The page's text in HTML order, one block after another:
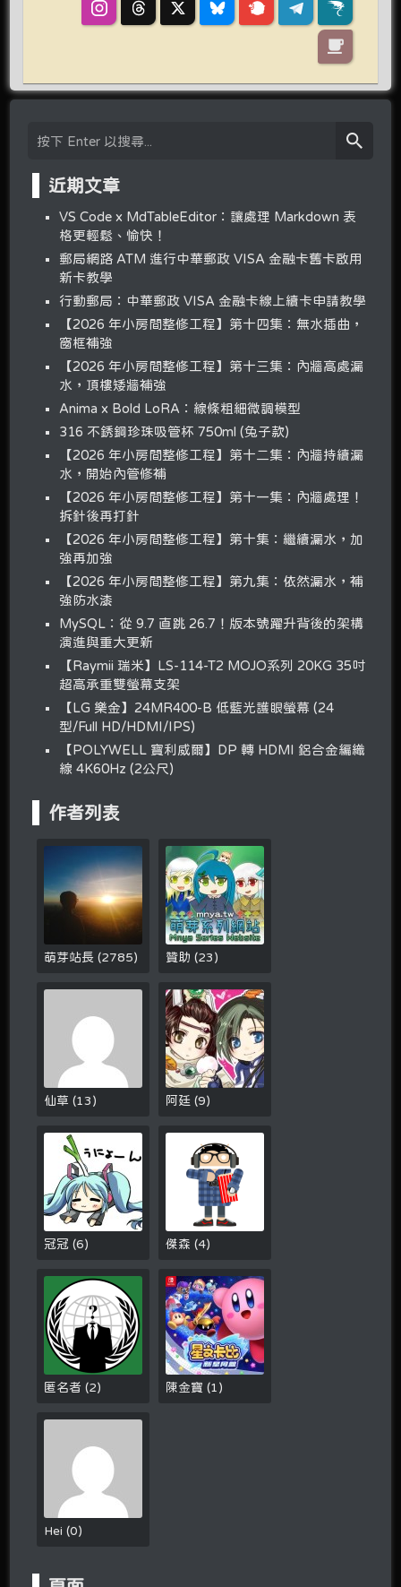
近期文章
VS Code x MdTableEditor：讓處理 Markdown 表
格更輕鬆、愉快！
郵局網路 ATM 進行中華郵政 VISA 金融卡舊卡啟用
新卡教學
行動郵局：中華郵政 VISA 金融卡線上續卡申請教學
【2026 年小房間整修工程】第十四集：無水插曲，
窗框補強
【2026 年小房間整修工程】第十三集：內牆高處漏
水，頂樓矮牆補強
Anima x Bold LoRA：線條粗細微調模型
316 不銹鋼珍珠吸管杯 750ml (兔子款)
【2026 年小房間整修工程】第十二集：內牆持續漏
水，開始內管修補
【2026 年小房間整修工程】第十一集：內牆處理！
拆針後再打針
【2026 年小房間整修工程】第十集：繼續漏水，加
強再加強
【2026 年小房間整修工程】第九集：依然漏水，補
強防水漆
MySQL：從 9.7 直跳 26.7！版本號躍升背後的架構
演進與重大更新
【Raymii 瑞米】LS-114-T2 MOJO系列 20KG 35吋
超高承重雙螢幕支架
【LG 樂金】24MR400-B 低藍光護眼螢幕 (24
型/Full HD/HDMI/IPS)
【POLYWELL 寶利威爾】DP 轉 HDMI 鋁合金編織
線 4K60Hz (2公尺)
作者列表
萌芽站長(2785) 贊助(23 )
仙草(13 ) 阿廷(9)
冠冠(6) 傑森(4)
匿名者(2) 陳金寶(1 )
Hei(0)